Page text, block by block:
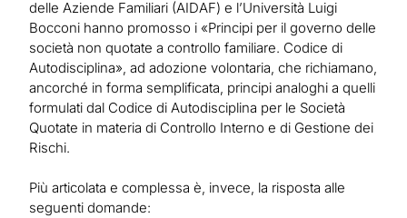
delle Aziende Familiari (AIDAF) e l’Università Luigi
Bocconi hanno promosso i «Principi per il governo delle
società non quotate a controllo familiare. Codice di
Autodisciplina», ad adozione volontaria, che richiamano,
ancorché in forma semplificata, principi analoghi a quelli
formulati dal Codice di Autodisciplina per le Società
Quotate in materia di Controllo Interno e di Gestione dei
Rischi.
Più articolata e complessa è, invece, la risposta alle
seguenti domande: